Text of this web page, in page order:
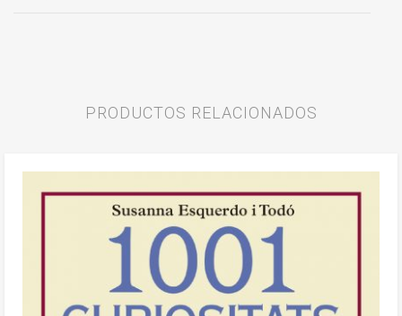
PRODUCTOS RELACIONADOS